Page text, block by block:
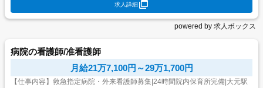
求人詳細
powered by 求人ボックス
病院の看護師/准看護師
月給21万7,100円～29万1,700円
【仕事内容】救急指定病院・外来看護師募集|24時間院内保育所完備|大元駅